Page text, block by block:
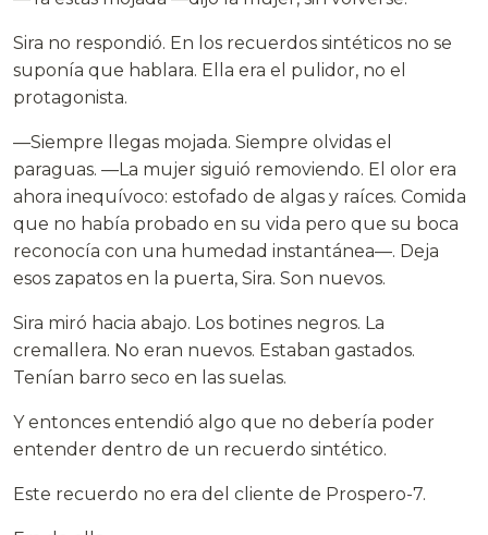
Sira no respondió. En los recuerdos sintéticos no se
suponía que hablara. Ella era el pulidor, no el
protagonista.
—Siempre llegas mojada. Siempre olvidas el
paraguas. —La mujer siguió removiendo. El olor era
ahora inequívoco: estofado de algas y raíces. Comida
que no había probado en su vida pero que su boca
reconocía con una humedad instantánea—. Deja
esos zapatos en la puerta, Sira. Son nuevos.
Sira miró hacia abajo. Los botines negros. La
cremallera. No eran nuevos. Estaban gastados.
Tenían barro seco en las suelas.
Y entonces entendió algo que no debería poder
entender dentro de un recuerdo sintético.
Este recuerdo no era del cliente de Prospero-7.